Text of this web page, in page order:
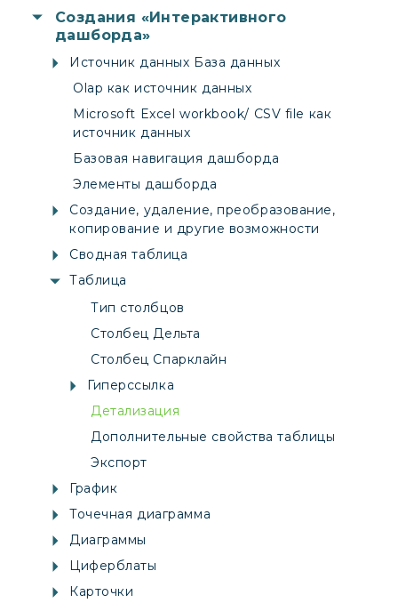
Создания «Интерактивного
дашборда»
Источник данных База данных
Olap как источник данных
Microsoft Excel workbook/ CSV file как
источник данных
Базовая навигация дашборда
Элементы дашборда
Создание, удаление, преобразование,
копирование и другие возможности
Сводная таблица
Таблица
Тип столбцов
Столбец Дельта
Столбец Спарклайн
Гиперссылка
Детализация
Дополнительные свойства таблицы
Экспорт
График
Точечная диаграмма
Диаграммы
Циферблаты
Карточки